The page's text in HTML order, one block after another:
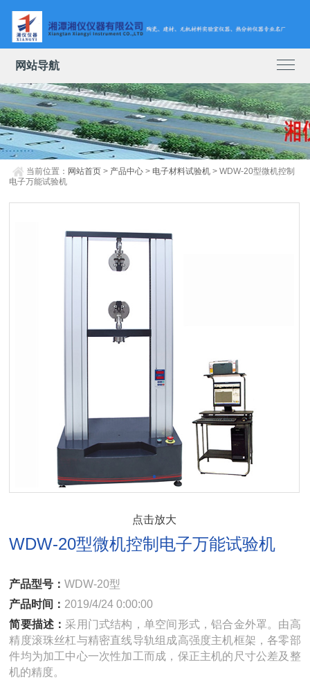
网站导航
当前位置： 网站首页 > 产品中心 > 电子材料试验机 > WDW-20型微机控制
电子万能试验机
点击放大
WDW-20型微机控制电子万能试验机
产品型号：WDW-20型
产品时间： 2019/4/24 0:00:00
简要描述：采用门式结构，单空间形式，铝合金外罩。由高
精度滚珠丝杠与精密直线导轨组成高强度主机框架，各零部
件均为加工中心一次性加工而成，保正主机的尺寸公差及整
机的精度。